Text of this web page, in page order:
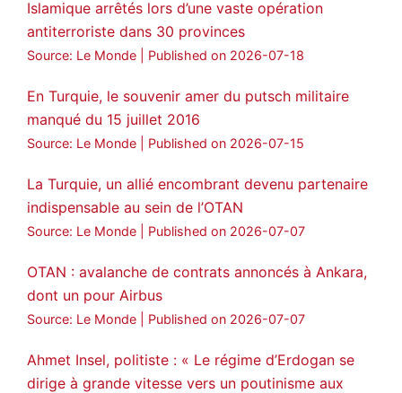
Islamique arrêtés lors d’une vaste opération
antiterroriste dans 30 provinces
Source: Le Monde Published on 2026-07-18
En Turquie, le souvenir amer du putsch militaire
manqué du 15 juillet 2016
Source: Le Monde Published on 2026-07-15
La Turquie, un allié encombrant devenu partenaire
indispensable au sein de l’OTAN
Source: Le Monde Published on 2026-07-07
OTAN : avalanche de contrats annoncés à Ankara,
dont un pour Airbus
Source: Le Monde Published on 2026-07-07
Ahmet Insel, politiste : « Le régime d’Erdogan se
dirige à grande vitesse vers un poutinisme aux